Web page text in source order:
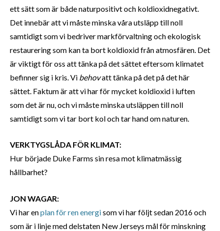
ett sätt som är både naturpositivt och koldioxidnegativt.
Det innebär att vi måste minska våra utsläpp till noll
samtidigt som vi bedriver markförvaltning och ekologisk
restaurering som kan ta bort koldioxid från atmosfären. Det
är viktigt för oss att tänka på det sättet eftersom klimatet
befinner sig i kris. Vi behovatt tänka på det på det här
sättet. Faktum är att vi har för mycket koldioxid i luften
som det är nu, och vi måste minska utsläppen till noll
samtidigt som vi tar bort kol och tar hand om naturen.
VERKTYGSLÅDA FÖR KLIMAT:
Hur började Duke Farms sin resa mot klimatmässig
hållbarhet?
JON WAGAR:
Vi har enplan för ren energisom vi har följt sedan 2016 och
som är i linje med delstaten New Jerseys mål för minskning